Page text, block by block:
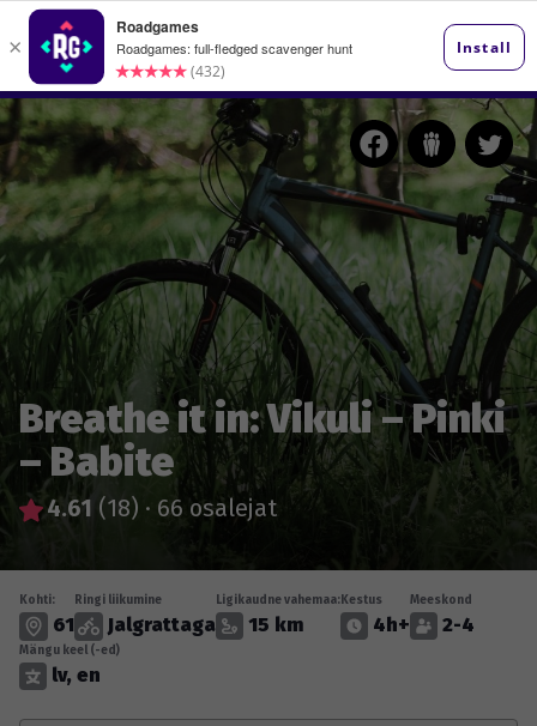
Breathe it in: Vikuli – Pinki
– Babite
4.61 (18) · 66 osalejat
Kohti:
61
Ringi liikumine
Jalgrattaga
Ligikaudne vahemaa:
15 km
Kestus
4h+
Meeskond
2-4
Mängu keel (-ed)
lv, en